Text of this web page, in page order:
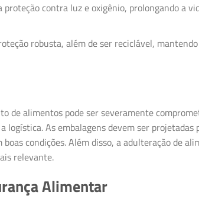
contra luz e oxigênio, prolongando a
robusta, além de ser reciclável,
de alimentos pode ser severamente
logística. As embalagens devem ser
condições. Além disso, a adulteração de
relevante.
Alimentar